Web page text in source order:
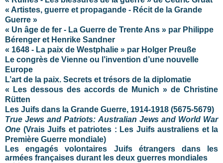
« Artistes, guerre et propagande - Récit de la Grande
Guerre »
« Un âge de fer - La Guerre de Trente Ans » par Philippe
Bérenger et Henrike Sandner
« 1648 - La paix de Westphalie » par Holger Preuße
Le congrès de Vienne ou l’invention d’une nouvelle
Europe
L’art de la paix. Secrets et trésors de la diplomatie
« Les dessous des accords de Munich » de Christine
Rütten
Les Juifs dans la Grande Guerre, 1914-1918 (5675-5679)
True Jews and Patriots: Australian Jews and World War
One (Vrais Juifs et patriotes : Les Juifs australiens et la
Première Guerre mondiale)
Les engagés volontaires Juifs étrangers dans les
armées françaises durant les deux guerres mondiales